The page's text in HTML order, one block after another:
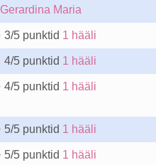
Gerardina Maria
3/5 punktid 1 hääli
4/5 punktid 1 hääli
4/5 punktid 1 hääli
5/5 punktid 1 hääli
5/5 punktid 1 hääli